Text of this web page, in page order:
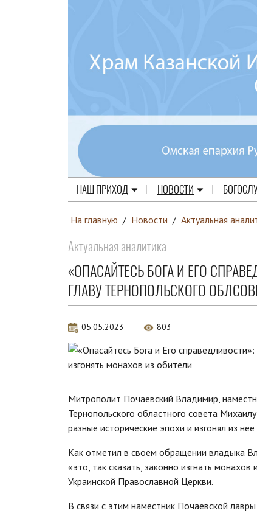
НАШ ПРИХОД НОВОСТИ
На главную / Новости / Актуальная
Актуальная аналитика
«ОПАСАЙТЕСЬ БОГА И ЕГО
ГЛАВУ ТЕРНОПОЛЬСКОГО
05.05.2023 803
Митрополит Почаевский Владимир,
Тернопольского областного совета
разные исторические эпохи и изгонял из
Как отметил в своем обращении владыка
«это, так сказать, законно изгнать
Украинской Православной Церкви.
В связи с этим наместник Почаевской